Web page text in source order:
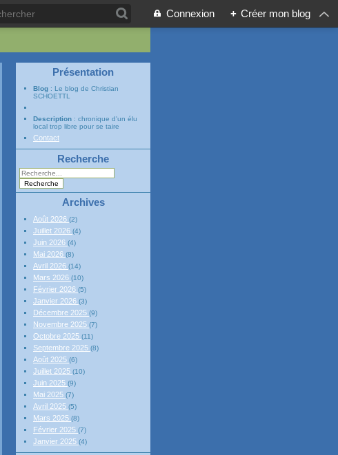
Connexion + Créer mon blog
Présentation
Blog : Le blog de Christian
SCHOETTL
Description : chronique d'un élu
local trop libre pour se taire
Contact
Recherche
Archives
Août 2026 (2)
Juillet 2026 (4)
Juin 2026 (4)
Mai 2026 (8)
Avril 2026 (14)
Mars 2026 (10)
Février 2026 (5)
Janvier 2026 (3)
Décembre 2025 (9)
Novembre 2025 (7)
Octobre 2025 (11)
Septembre 2025 (8)
Août 2025 (6)
Juillet 2025 (10)
Juin 2025 (9)
Mai 2025 (7)
Avril 2025 (5)
Mars 2025 (8)
Février 2025 (7)
Janvier 2025 (4)